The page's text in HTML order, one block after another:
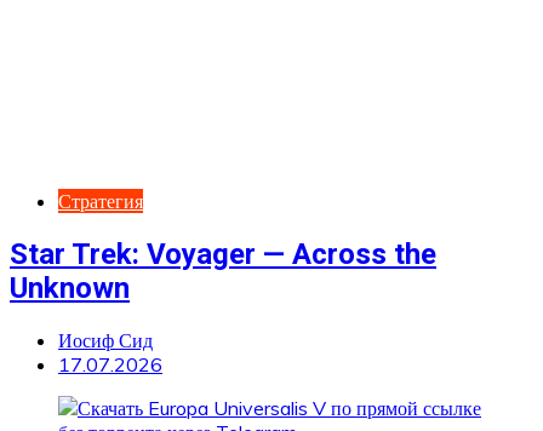
Стратегия
Star Trek: Voyager — Across the
Unknown
Иосиф Сид
17.07.2026